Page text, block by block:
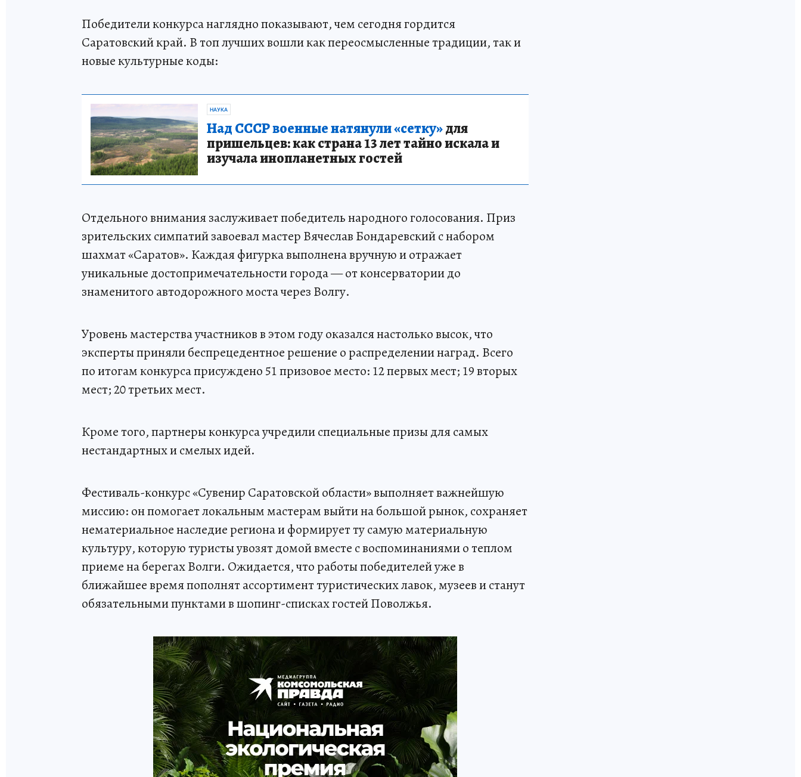
Победители конкурса наглядно показывают, чем сегодня гордится
Саратовский край. В топ лучших вошли как переосмысленные традиции, так и
новые культурные коды:
НАУКА
Над СССР военные натянули «сетку»для
пришельцев: как страна 13 лет тайно искала и
изучала инопланетных гостей
Отдельного внимания заслуживает победитель народного голосования. Приз
зрительских симпатий завоевал мастер Вячеслав Бондаревский с набором
шахмат «Саратов». Каждая фигурка выполнена вручную и отражает
уникальные достопримечательности города — от консерватории до
знаменитого автодорожного моста через Волгу.
Уровень мастерства участников в этом году оказался настолько высок, что
эксперты приняли беспрецедентное решение о распределении наград. Всего
по итогам конкурса присуждено 51 призовое место: 12 первых мест; 19 вторых
мест; 20 третьих мест.
Кроме того, партнеры конкурса учредили специальные призы для самых
нестандартных и смелых идей.
Фестиваль-конкурс «Сувенир Саратовской области» выполняет важнейшую
миссию: он помогает локальным мастерам выйти на большой рынок, сохраняет
нематериальное наследие региона и формирует ту самую материальную
культуру, которую туристы увозят домой вместе с воспоминаниями о теплом
приеме на берегах Волги. Ожидается, что работы победителей уже в
ближайшее время пополнят ассортимент туристических лавок, музеев и станут
обязательными пунктами в шопинг-списках гостей Поволжья.